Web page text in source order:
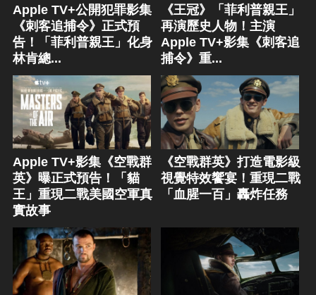
Apple TV+公開犯罪影集
《刺客追捕令》正式預
告！「菲利普親王」化身
林肯總...
《王冠》「菲利普親王」
再演歷史人物！主演
Apple TV+影集《刺客追
捕令》重...
Apple TV+影集《空戰群
英》曝正式預告！「貓
王」重現二戰美國空軍真
實故事
《空戰群英》打造電影級
視覺特效饗宴！重現二戰
「血腥一百」轟炸任務